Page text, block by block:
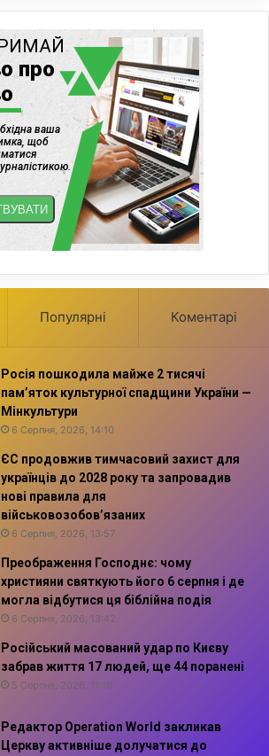
Популярні Коментарі
Росія пошкодила майже 2 тисячі
пам’яток культурної спадщини України —
Мінкультури
6 Серпня, 2026, 14:10
ЄС продовжив тимчасовий захист для
українців до 2028 року та запровадив
нові правила для
військовозобов’язаних
6 Серпня, 2026, 13:57
Преображення Господнє: чому
християни святкують його 6 серпня і де
могла відбутися ця біблійна подія
6 Серпня, 2026, 13:42
Російський масований удар по Києву
забрав життя 17 людей, ще 44 поранені
5 Серпня, 2026, 11:16
Редактор Operation World закликав
Церкву активніше долучатися до